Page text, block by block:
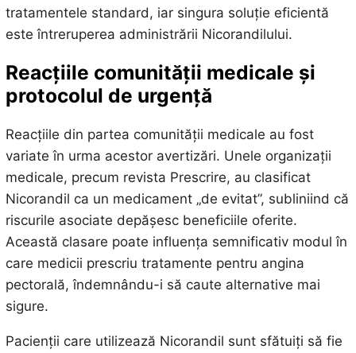
tratamentele standard, iar singura soluție eficientă
este întreruperea administrării Nicorandilului.
Reacțiile comunității medicale și
protocolul de urgență
Reacțiile din partea comunității medicale au fost
variate în urma acestor avertizări. Unele organizații
medicale, precum revista Prescrire, au clasificat
Nicorandil ca un medicament „de evitat”, subliniind că
riscurile asociate depășesc beneficiile oferite.
Această clasare poate influența semnificativ modul în
care medicii prescriu tratamente pentru angina
pectorală, îndemnându-i să caute alternative mai
sigure.
Pacienții care utilizează Nicorandil sunt sfătuiți să fie